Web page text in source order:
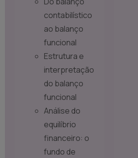
contabilístico
ao balanço
funcional
Estrutura e
interpretação
do balanço
funcional
Análise do
equilíbrio
financeiro: o
fundo de